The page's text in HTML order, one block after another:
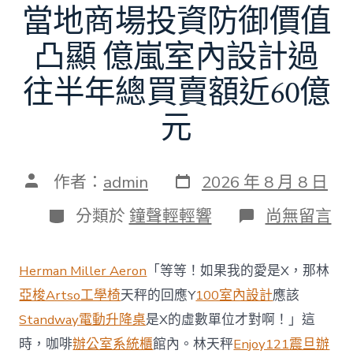
當地商場投資防御價值
凸顯 億嵐室內設計過
往半年總買賣額近60億
元
文 作者： admin 發
表
日
期
2026 年 8 月 8 日
分
類
分類於 鐘聲輕輕響 在
〈當
商
場
投
資
防
御
尚無留言
Herman Miller Aeron 「等等！如果我的愛是X，那林
亞梭Artso工學椅天秤的回應Y100室內設計應該
Standway電動升降桌是X的虛數單位才對啊！」這
時，咖啡辦公室系統櫃館內。林天秤Enjoy121震旦辦